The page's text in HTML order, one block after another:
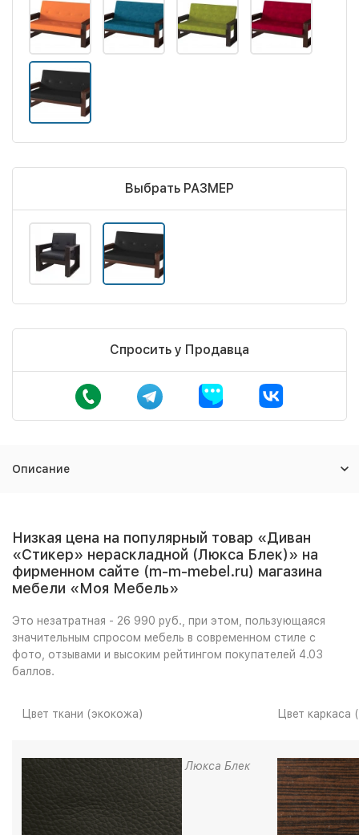
Выбрать РАЗМЕР
Спросить у Продавца
Описание
Низкая цена на популярный товар «Диван
«Стикер» нераскладной (Люкса Блек)» на
фирменном сайте (m-m-mebel.ru) магазина
мебели «Моя Мебель»
Это незатратная - 26 990 руб., при этом, пользующаяся
значительным спросом мебель в современном стиле с
фото, отзывами и высоким рейтингом покупателей 4.03
баллов.
Цвет ткани (экокожа) Цвет каркаса
Люкса Блек